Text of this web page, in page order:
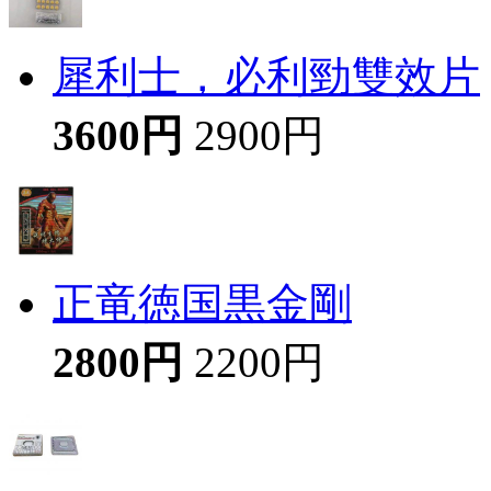
犀利士，必利勁雙效片
3600円 2900円
正竜徳国黒金剛
2800円 2200円